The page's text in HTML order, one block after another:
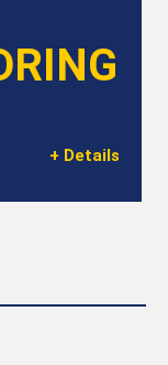
+ Details